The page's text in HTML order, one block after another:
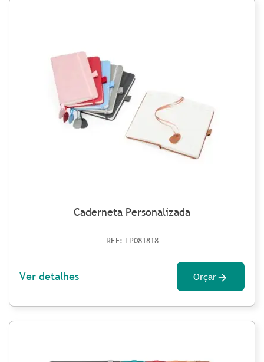
Caderneta Personalizada
REF: LP081818
Ver detalhes Orçar